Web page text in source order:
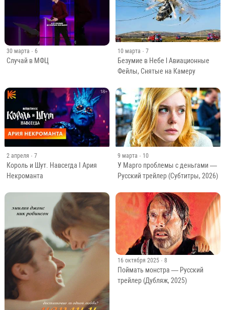
30 марта · 6
Случай в МФЦ
10 марта · 7
Безумие в Небе l Авиационные
Фейлы, Снятые на Камеру
2 апреля · 7
Король и Шут. Навсегда I Ария
Некроманта
9 марта · 10
У Марго проблемы с деньгами —
Русский трейлер (Субтитры, 2026)
16 октября 2025 · 8
Поймать монстра — Русский
трейлер (Дубляж, 2025)